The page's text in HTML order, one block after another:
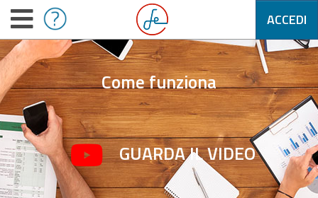
ACCEDI
Come funziona
GUARDA IL VIDEO